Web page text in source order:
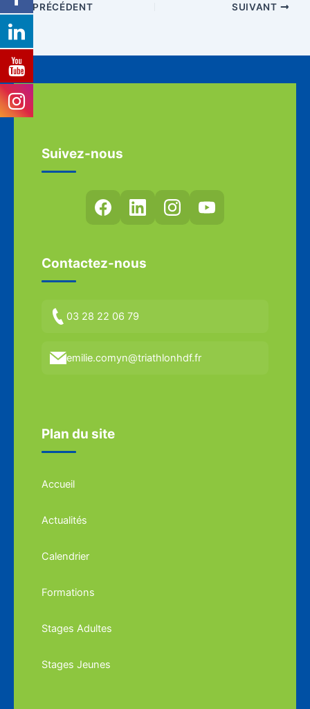
PRÉCÉDENT SUIVANT
Suivez-nous
Contactez-nous
03 28 22 06 79
emilie.comyn@triathlonhdf.fr
Plan du site
Accueil
Actualités
Calendrier
Formations
Stages Adultes
Stages Jeunes